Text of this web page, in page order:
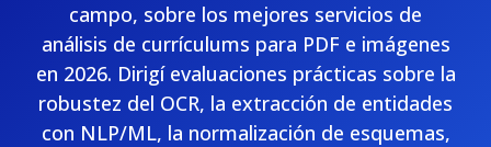
campo, sobre los mejores servicios de
análisis de currículums para PDF e imágenes
en 2026. Dirigí evaluaciones prácticas sobre la
robustez del OCR, la extracción de entidades
con NLP/ML, la normalización de esquemas,